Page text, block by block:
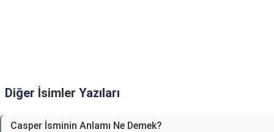
Diğer İsimler Yazıları
Casper İsminin Anlamı Ne Demek?